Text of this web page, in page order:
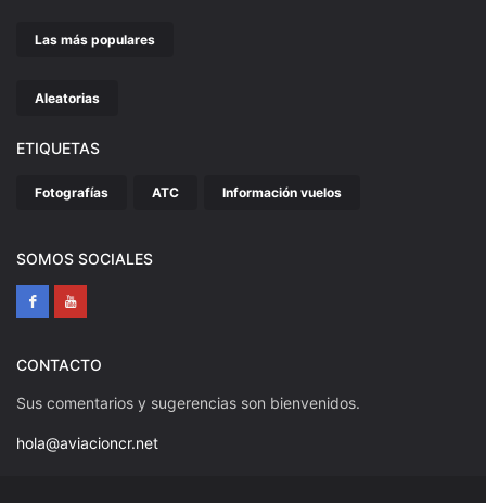
Las más populares
Aleatorias
ETIQUETAS
Fotografías ATC Información vuelos
SOMOS SOCIALES
CONTACTO
Sus comentarios y sugerencias son bienvenidos.
hola@aviacioncr.net